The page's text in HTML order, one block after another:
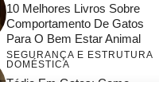
10 Melhores Livros Sobre
Comportamento De Gatos
Para O Bem Estar Animal
SEGURANÇA E ESTRUTURA
DOMÉSTICA
Tédio Em Gatos: Como